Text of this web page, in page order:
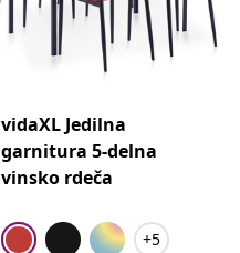
vidaXL Jedilna
garnitura 5-delna
vinsko rdeča
+5